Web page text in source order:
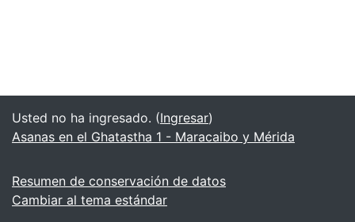
Usted no ha ingresado. (Ingresar)
Asanas en el Ghatastha 1 - Maracaibo y Mérida
Resumen de conservación de datos
Cambiar al tema estándar